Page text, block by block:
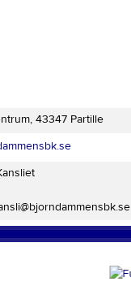
43347 Partille